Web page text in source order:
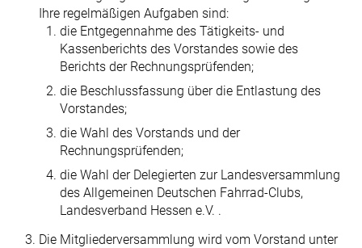
Ihre regelmäßigen Aufgaben sind:
die Entgegennahme des Tätigkeits- und
Kassenberichts des Vorstandes sowie des
Berichts der Rechnungsprüfenden;
die Beschlussfassung über die Entlastung des
Vorstandes;
die Wahl des Vorstands und der
Rechnungsprüfenden;
die Wahl der Delegierten zur Landesversammlung
des Allgemeinen Deutschen Fahrrad-Clubs,
Landesverband Hessen e.V. .
Die Mitgliederversammlung wird vom Vorstand unter